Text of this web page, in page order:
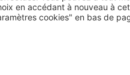
pour lesmalfaçonsles plus
si vous remarquez de
à un effondrement.